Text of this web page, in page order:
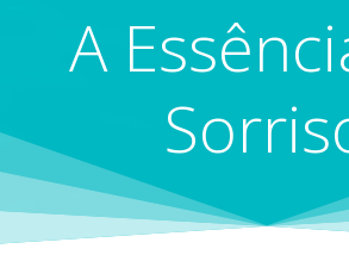
A